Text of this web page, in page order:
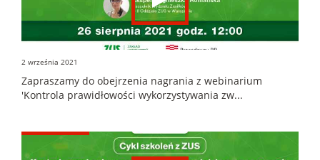
2 września 2021
Zapraszamy do obejrzenia nagrania z webinarium
'Kontrola prawidłowości wykorzystywania zw...